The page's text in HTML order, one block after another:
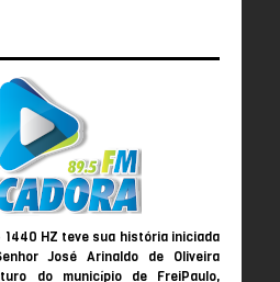
1440 HZ teve sua história iniciada
José Arinaldo de Oliveira
do município de FreiPaulo,